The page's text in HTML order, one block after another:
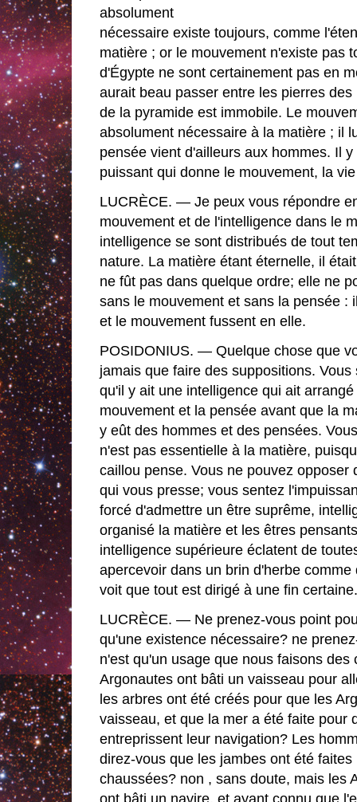
absolument
nécessaire existe toujours, comme
matière ; or le mouvement n'existe pas
d'Égypte ne sont certainement pas en
aurait beau passer entre les pierres
de la pyramide est immobile. Le
absolument nécessaire à la matière ; il
pensée vient d'ailleurs aux hommes. Il
puissant qui donne le mouvement, la
LUCRÈCE. — Je peux vous répondre
mouvement et de l'intelligence dans le
intelligence se sont distribués de tout
nature. La matière étant éternelle, il
ne fût pas dans quelque ordre; elle ne
sans le mouvement et sans la pensée :
et le mouvement fussent en elle.
POSIDONIUS. — Quelque chose que
jamais que faire des suppositions.
qu'il y ait une intelligence qui ait
mouvement et la pensée avant que la
y eût des hommes et des pensées.
n'est pas essentielle à la matière,
caillou pense. Vous ne pouvez opposer
qui vous presse; vous sentez
forcé d'admettre un être suprême,
organisé la matière et les êtres
intelligence supérieure éclatent de
apercevoir dans un brin d'herbe
voit que tout est dirigé à une fin certaine.
LUCRÈCE. — Ne prenez-vous point
qu'une existence nécessaire? ne
n'est qu'un usage que nous faisons des
Argonautes ont bâti un vaisseau pour
les arbres ont été créés pour que les
vaisseau, et que la mer a été faite pour
entreprissent leur navigation? Les
direz-vous que les jambes ont été
chaussées? non , sans doute, mais les